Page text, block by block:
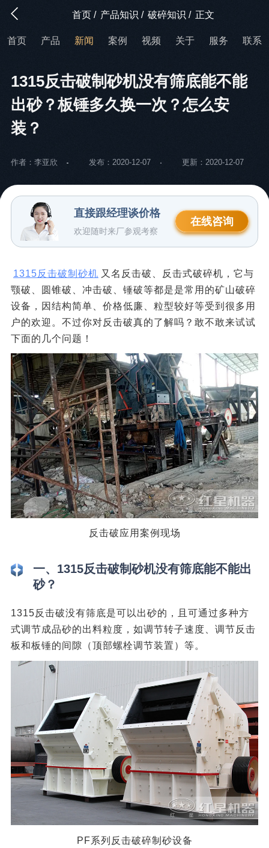
首页 / 产品知识 / 破碎知识 / 正文
首页 产品 新闻 案例 视频 关于 服务 联系
1315反击破制砂机没有筛底能不能
出砂？板锤多久换一次？怎么安
装？
作者：李亚欣 发布：2020-12-07 更新：2020-12-07
直接跟经理谈价格
欢迎随时来厂参观考察
在线咨询
1315反击破制砂机 又名反击破、反击式破碎机，它与
颚破、圆锥破、冲击破、锤破等都是是常用的矿山破碎
设备，因结构简单、价格低廉、粒型较好等受到很多用
户的欢迎。不过你对反击破真的了解吗？敢不敢来试试
下面的几个问题！
反击破应用案例现场
一、1315反击破制砂机没有筛底能不能出
砂？
1315反击破没有筛底是可以出砂的，且可通过多种方
式调节成品砂的出料粒度，如调节转子速度、调节反击
板和板锤的间隙（顶部螺栓调节装置）等。
PF系列反击破碎制砂设备